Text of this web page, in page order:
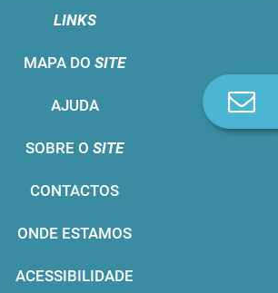
LINKS
MAPA DO SITE
AJUDA
SOBRE O SITE
CONTACTOS
ONDE ESTAMOS
ACESSIBILIDADE